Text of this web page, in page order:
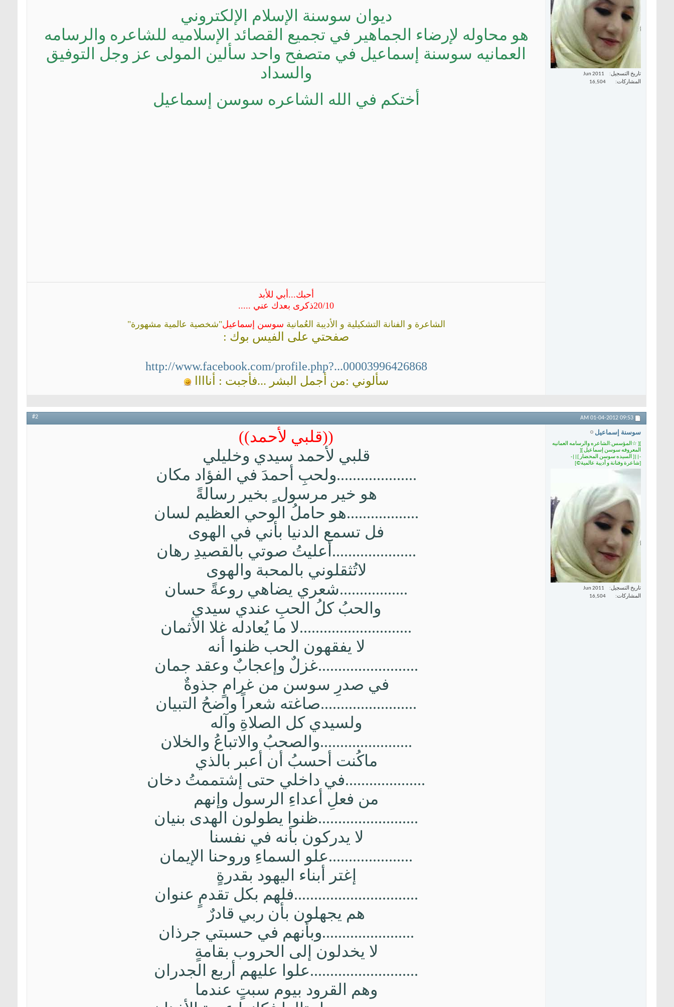
تاريخ التسجيل
Jun 2011
المشاركات
16,504
ديوان سوسنة الإسلام الإلكتروني
هو محاوله لإرضاء الجماهير في تجميع القصائد الإسلاميه للشاعره والرسامه
العمانيه سوسنة إسماعيل في متصفح واحد سألين المولى عز وجل التوفيق
والسداد
أختكم في الله الشاعره سوسن إسماعيل
أحبك...أبي للأبد
20/10ذكرى بعدك عني .....
الشاعرة و الفنانة التشكيلية و الأديبة العُمانية سوسن إسماعيل"شخصية عالمية مشهورة"
صفحتي على الفيس بوك :
http://www.facebook.com/profile.php?...00003996426868
سألوني :من أجمل البشر ...فأجبت : أناااا
01-04-2012 09:53 AM
#2
سوسنة إسماعيل
][ ☆المؤسس:الشاعره والرسامه العمانيه
المعروفه سوسن إسماعيل ][
-||[ السيده سوسن المحضار ]||-
[شاعرة وفنانة و أديبة عالمية©]
تاريخ التسجيل
Jun 2011
المشاركات
16,504
((قلبي لأحمد))
قلبي لأحمد سيدي وخليلي
....................ولحبِ أحمدَ في الفؤاد مكان
هو خير مرسول ٍ بخير رسالةً
..................هو حاملُ الوحي العظيم لسان
فل تسمع الدنيا بأني في الهوى
.....................أعليتُ صوتي بالقصيدِ رهان
لاتُثقلوني بالمحبة والهوى
.................شعري يضاهي روعةً حسان
والحبُ كلُ الحبِ عندي سيدي
............................لا ما يُعادله غلا الأثمان
لا يفقهون الحب ظنوا أنه
.........................غزلٌ وإعجابٌ وعقد جمان
في صدرِ سوسن من غرامٍ جذوةٌ
........................صاغته شعراً واضحُ التبيان
ولسيدي كل الصلاةِ وآله
.......................والصحبُ والاتباعُ والخلان
ماكُنت أحسبُ أن أعبر بالذي
....................في داخلي حتى إشتممتُ دخان
من فعلِ أعداءِ الرسول وإنهم
.........................ظنوا يطولون الهدى بنيان
لا يدركون بأنه في نفسنا
.....................علو السماءِ وروحنا الإيمان
إغتر أبناء اليهود بقدرةٍ
...............................فلهم بكل تقدمٍ عنوان
هم يجهلون بأن ربي قادرٌ
.......................وبأنهم في حسبتي جرذان
لا يخدلون إلى الحروب بقامةٍ
...........................علوا عليهم أربع الجدران
وهم القرود بيوم سبتٍ عندما